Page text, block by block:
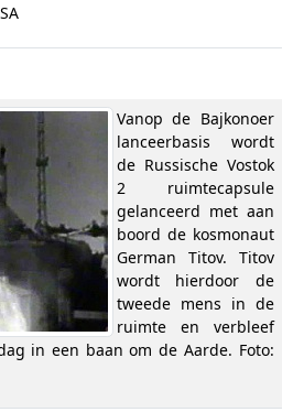
Vanop de Bajkonoer
lanceerbasis wordt
de Russische Vostok
2 ruimtecapsule
gelanceerd met aan
boord de kosmonaut
German Titov. Titov
wordt hierdoor de
tweede mens in de
ruimte en verbleef
in een baan om de Aarde. Foto: